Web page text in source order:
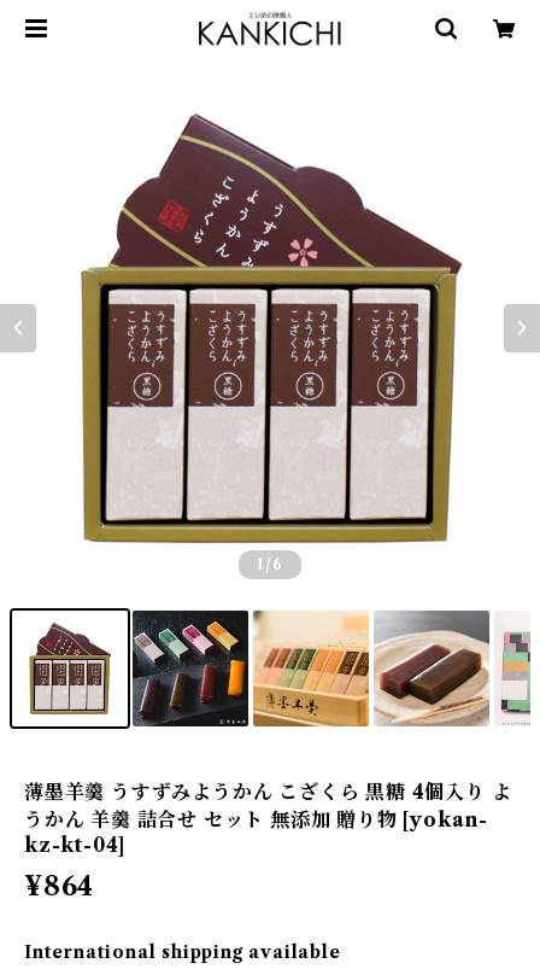
1 /6
薄墨羊羹 うすずみようかん こざくら 黒糖 4個入り よ
うかん 羊羹 詰合せ セット 無添加 贈り物 [yokan-
kz-kt-04]
¥864
International shipping available